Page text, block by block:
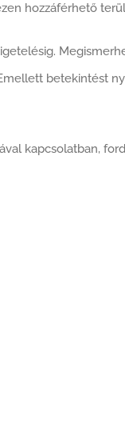
hozzáférhető
betekintést
kapcsolatban,